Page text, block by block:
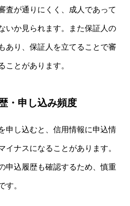
査が通りにくく、成人であって
いか見られます。また保証人の
あり、保証人を立てることで審
ことがあります。
・申し込み頻度
申し込むと、信用情報に申込情
イナスになることがあります。
申込履歴も確認するため、慎重
す。